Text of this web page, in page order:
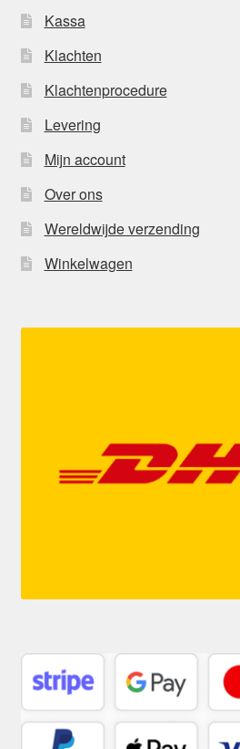
Kassa
Klachten
Klachtenprocedure
Levering
Mijn account
Over ons
Wereldwijde verzending
Winkelwagen